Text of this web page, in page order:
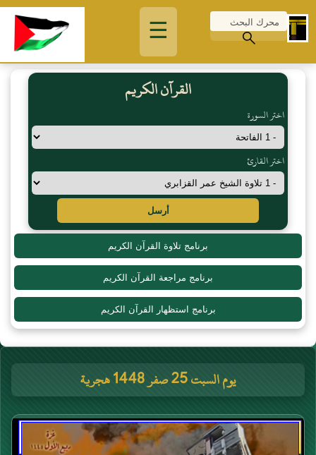
☰
القرآن الكريم
اختر السورة
اختر القارئ
أرسل
برنامج تلاوة القرآن الكريم
برنامج مراجعة القرآن الكريم
برنامج استظهار القرآن الكريم
يوم السبت 25 صفر 1448 هجرية